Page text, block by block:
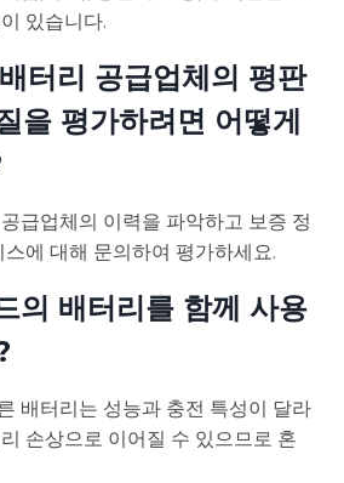
있습니다.
터리 공급업체의 평판
을 평가하려면 어떻게
급업체의 이력을 파악하고 보증 정
에 대해 문의하여 평가하세요.
의 배터리를 함께 사용
배터리는 성능과 충전 특성이 달라
손상으로 이어질 수 있으므로 혼